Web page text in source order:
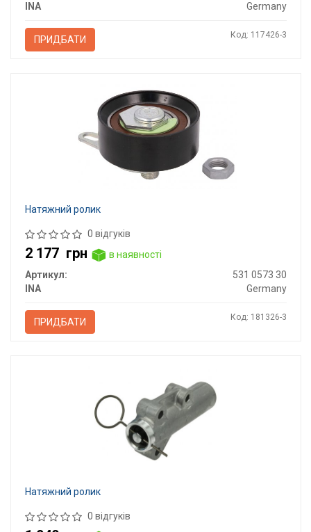
INA
Germany
ПРИДБАТИ Код: 117426-3
Натяжний ролик
0 відгуків
2 177 грн
в наявності
Артикул:
531 0573 30
INA
Germany
ПРИДБАТИ Код: 181326-3
Натяжний ролик
0 відгуків